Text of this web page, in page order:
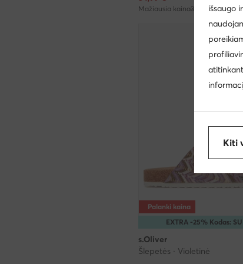
Mažiausia kaina38,99 €
EXTRA -25% Kodas:
Palanki kaina
s.Oliver
Šlepetės · Violetinė
išsaugo
Kiti